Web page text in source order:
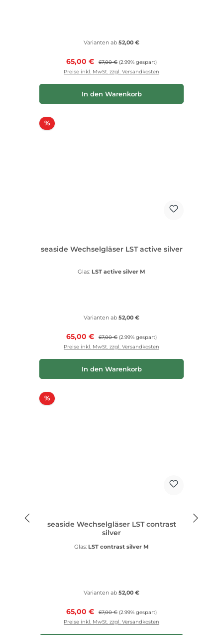
Varianten ab 52,00 €
Verkaufspreis:
65,00 € Regulärer Preis:
67,00 € (2.99% gespart)
Preise inkl. MwSt. zzgl. Versandkosten
In den Warenkorb
%Rabatt
seaside Wechselgläser LST active silver
Glas: LST active silver M
Varianten ab 52,00 €
Verkaufspreis:
65,00 € Regulärer Preis:
67,00 € (2.99% gespart)
Preise inkl. MwSt. zzgl. Versandkosten
In den Warenkorb
%Rabatt
seaside Wechselgläser LST contrast
silver
Glas: LST contrast silver M
Varianten ab 52,00 €
Verkaufspreis:
65,00 € Regulärer Preis:
67,00 € (2.99% gespart)
Preise inkl. MwSt. zzgl. Versandkosten